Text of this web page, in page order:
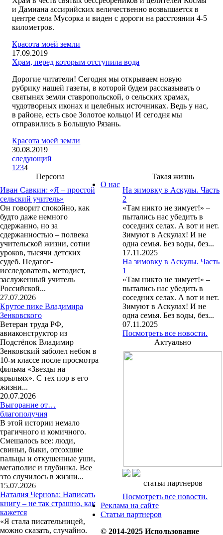
и Дамиана ассирийских величественно возвышается в
центре села Мусорка и виден с дороги на расстоянии 4-5
километров.
Красота моей земли
17.09.2019
Храм, перед которым отступила вода
Дорогие читатели! Сегодня мы открываем новую
рубрику нашей газеты, в которой будем рассказывать о
святынях земли ставропольской, о сельских храмах,
чудотворных иконах и целебных источниках. Ведь у нас,
в районе, есть свое Золотое кольцо! И сегодня мы
отправились в Большую Рязань.
Красота моей земли
30.08.2019
следующий
1 234
Персона
Иван Савкин: «Я – простой
сельский учитель»
Он говорит спокойно, как
будто даже немного
сдержанно, но за
сдержанностью – полвека
учительской жизни, сотни
уроков, тысячи детских
судеб. Педагог-
исследователь, методист,
заслуженный учитель
Российской...
27.07.2026
Крутое пике Владимира
Зенковского
Ветеран труда РФ,
авиаконструктор из
Подстёпок Владимир
Зенковский заболел небом в
10-м классе после просмотра
фильма «Звезды на
крыльях». С тех пор в его
жизни...
20.07.2026
Выгорание от…
благополучия
В этой истории немало
трагичного и комичного.
Смешалось все: люди,
свиньи, быки, отсохшие
пальцы и откушенные уши,
мегаполис и глубинка. Все
это случилось в жизни...
15.07.2026
Наталия Чернова: Написать
книгу – не так страшно, как
кажется
«Я стала писательницей,
можно сказать, случайно.
Такая жизнь
На зимовку в Аскулы. Часть
2
«Там никто не зимует!» –
пытались нас убедить в
соседних селах. А вот и нет.
Зимуют в Аскулах! И не
одна семья. Без воды, без...
17.11.2025
На зимовку в Аскулы. Часть
1
«Там никто не зимует!» –
пытались нас убедить в
соседних селах. А вот и нет.
Зимуют в Аскулах! И не
одна семья. Без воды, без...
07.11.2025
Посмотреть все новости.
Актуально
статьи партнеров
Посмотреть все новости.
О нас
Реклама на сайте
Статьи партнеров
© 2014-2025 Использование